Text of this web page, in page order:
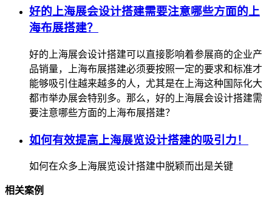
好的上海展会设计搭建需要注意哪些方面的上
海布展搭建？
好的上海展会设计搭建可以直接影响着参展商的企业产
品销量，上海布展搭建必须要按照一定的要求和标准才
能够吸引住越来越多的人，尤其是在上海这种国际化大
都市举办展会特别多。那么，好的上海展会设计搭建需
要注意哪些方面的上海布展搭建？
如何有效提高上海展览设计搭建的吸引力！
如何在众多上海展览设计搭建中脱颖而出是关键
相关案例